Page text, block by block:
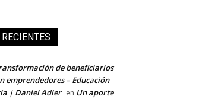
de beneficiarios
emprendedores – Educación
| Daniel Adler en Un aporte